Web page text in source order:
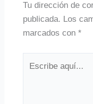
Tu dirección de
publicada. Los
marcados con *